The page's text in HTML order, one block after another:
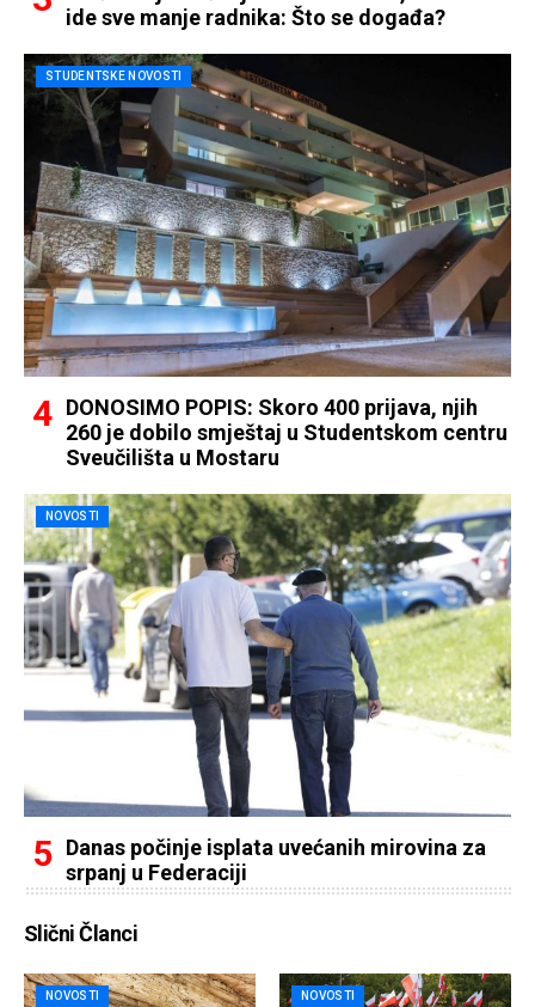
ide sve manje radnika: Što se događa?
STUDENTSKE NOVOSTI
DONOSIMO POPIS: Skoro 400 prijava, njih
260 je dobilo smještaj u Studentskom centru
Sveučilišta u Mostaru
NOVOSTI
Danas počinje isplata uvećanih mirovina za
srpanj u Federaciji
Slični Članci
NOVOSTI NOVOSTI